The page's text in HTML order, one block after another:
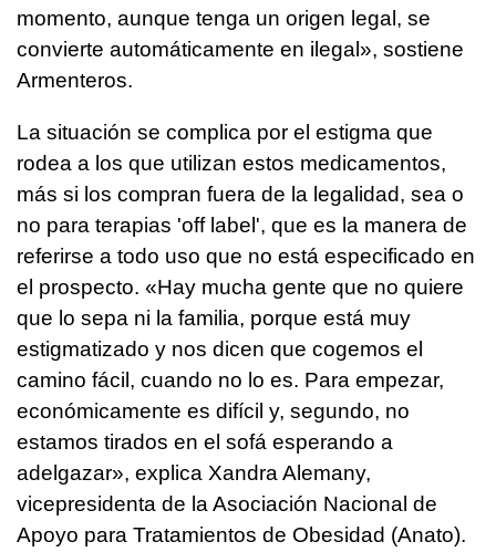
momento, aunque tenga un origen legal, se
convierte automáticamente en ilegal», sostiene
Armenteros.
La situación se complica por el estigma que
rodea a los que utilizan estos medicamentos,
más si los compran fuera de la legalidad, sea o
no para terapias 'off label', que es la manera de
referirse a todo uso que no está especificado en
el prospecto. «Hay mucha gente que no quiere
que lo sepa ni la familia, porque está muy
estigmatizado y nos dicen que cogemos el
camino fácil, cuando no lo es. Para empezar,
económicamente es difícil y, segundo, no
estamos tirados en el sofá esperando a
adelgazar», explica Xandra Alemany,
vicepresidenta de la Asociación Nacional de
Apoyo para Tratamientos de Obesidad (Anato).